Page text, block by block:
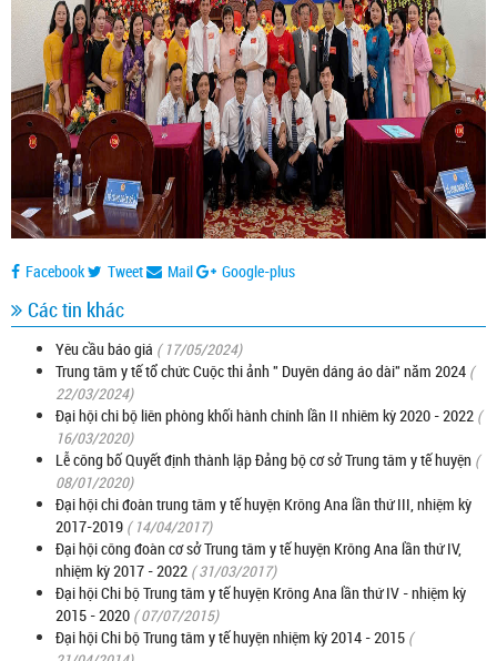
Facebook Tweet Mail Google-plus
Các tin khác
Yêu cầu báo giá ( 17/05/2024)
Trung tâm y tế tổ chức Cuộc thi ảnh '' Duyên dáng áo dài'' năm 2024 (
22/03/2024)
Đại hội chi bộ liên phòng khối hành chính lần II nhiêm kỳ 2020 - 2022 (
16/03/2020)
Lễ công bố Quyết định thành lập Đảng bộ cơ sở Trung tâm y tế huyện (
08/01/2020)
Đại hội chi đoàn trung tâm y tế huyện Krông Ana lần thứ III, nhiệm kỳ
2017-2019 ( 14/04/2017)
Đại hội công đoàn cơ sở Trung tâm y tế huyện Krông Ana lần thứ IV,
nhiệm kỳ 2017 - 2022 ( 31/03/2017)
Đại hội Chi bộ Trung tâm y tế huyện Krông Ana lần thứ IV - nhiệm kỳ
2015 - 2020 ( 07/07/2015)
Đại hội Chi bộ Trung tâm y tế huyện nhiệm kỳ 2014 - 2015 (